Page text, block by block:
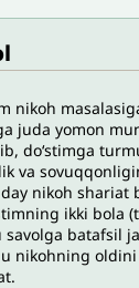
nikoh
juda yomon
do‘stimga
va
nikoh shariat
ikki bola
savolga batafsil
nikohning oldini